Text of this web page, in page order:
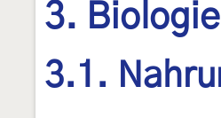
3. Biologie
3.1.